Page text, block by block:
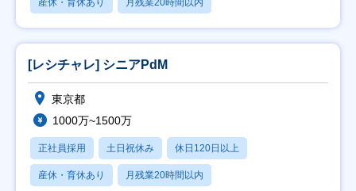
産休・育休あり 月残業20時間以内
[レシチャレ] シニアPdM
東京都
1000万~1500万
正社員採用 土日祝休み 休日120日以上
産休・育休あり 月残業20時間以内